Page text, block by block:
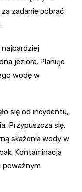
zadanie pobrać
jeziora. Planuje
wodę w
się od incydentu,
Przypuszcza się,
skażenia wody w
Kontaminacja
poważnym